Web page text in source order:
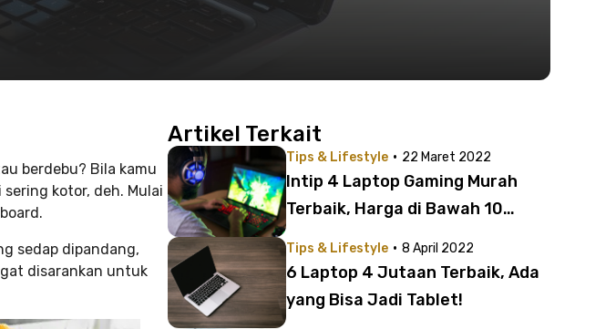
berdebu? Bila kamu
kotor, deh. Mulai
sedap dipandang,
disarankan untuk
Artikel Terkait
Tips & Lifestyle · 22 Maret 2022
Intip 4 Laptop Gaming Murah
Terbaik, Harga di Bawah 10
Tips & Lifestyle · 8 April 2022
6 Laptop 4 Jutaan Terbaik, Ada
yang Bisa Jadi Tablet!